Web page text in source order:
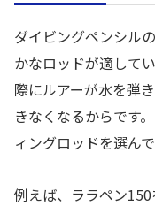
ダイビングペンシル
かなロッドが適して
際にルアーが水を弾
きなくなるからです
ィングロッドを選ん
例えば、ララペン